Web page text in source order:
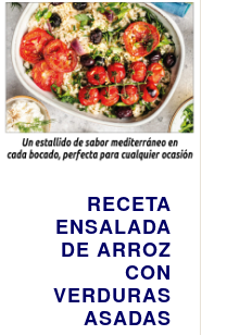
RECETA
ENSALADA
DE ARROZ
CON
VERDURAS
ASADAS